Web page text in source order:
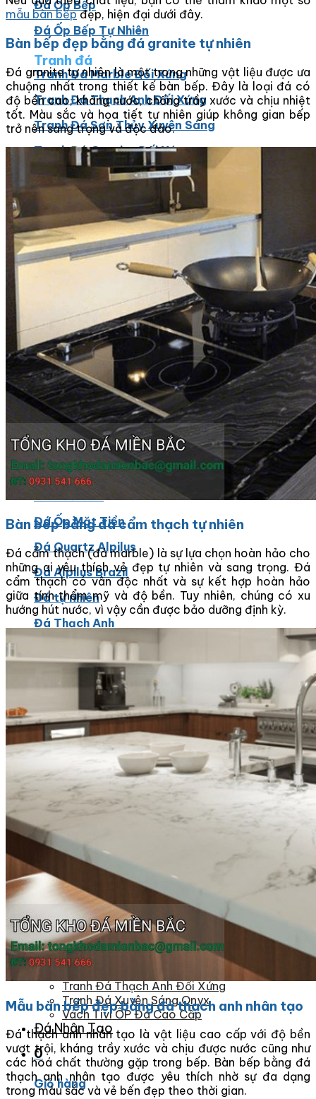
Đá Ốp Bếp
Đá Ốp Bếp Tự Nhiên
Tranh đá
Tranh Đá Marble Đối Xứng
Tranh Đá Thạch Anh Đối Xứng
Tranh Đá Sơn Thủy Xuyên Sáng
Tranh Đá Granite Đối Xứng
Tranh Đá Xuyên Sáng Onyx
Đá Nội Thất
Chậu Lavabo Đá
Mặt Bàn Lavabo Đá
Đá Bàn Bếp Cao Cấp
Đá Ốp Bếp Tự Nhiên
Các Loại Đá Khác
Kính Màu Ốp Bếp
Mặt Hàng nhập khẩu Container
Vách Tivi ỐP Đá Cao Cấp
Đá Mosaic
Đá Limestone
Đá Onyx
Đá Ốp Mặt Tiền
Đá Quartz Alpilus
Đá Alpilus Brazil
Đá tự nhiên
Đá Thạch Anh
Đá Lát Nền
Đá Cầu Thang
Đá Cầu Thang
Đá Bàn Bếp
Đá Bàn Bếp
Đá Lát Nền
Đá Bàn Bếp Cao Cấp
Đá Ốp
Đá Ốp Mặt Tiền
Đá Ốp Cột
Đá Ốp Mộ
Đá Ốp Thang Máy
Đá Ốp Bàn Bếp Nhân Tạo
Đá Ốp Bếp Tự Nhiên
Tranh đá
Tranh Đá Granite Đối Xứng
Tranh Đá Marble Đối Xứng
Tranh Đá Thạch Anh Đối Xứng
Tranh Đá Xuyên Sáng Onyx
Vách Tivi ỐP Đá Cao Cấp
Đá Nhân Tạo
0
Giỏ hàng
mẫu bàn bếpđẹp, hiện đại dưới đây.
Bàn bếp đẹp bằng đá granite tự nhiên
Đá granite tự nhiên là một trong những vật liệu được ưa
chuộng nhất trong thiết kế bàn bếp. Đây là loại đá có
độ bền cao, kháng nước, chống trầy xước và chịu nhiệt
tốt. Màu sắc và họa tiết tự nhiên giúp không gian bếp
trở nên sang trọng và độc đáo.
Bàn bếp bằng đá cẩm thạch tự nhiên
Đá cẩm thạch (đá marble) là sự lựa chọn hoàn hảo cho
những ai yêu thích vẻ đẹp tự nhiên và sang trọng. Đá
cẩm thạch có vân độc nhất và sự kết hợp hoàn hảo
giữa tính thẩm mỹ và độ bền. Tuy nhiên, chúng có xu
hướng hút nước, vì vậy cần được bảo dưỡng định kỳ.
Mẫu bàn bếp đẹp bằng đá thạch anh nhân tạo
Đá thạch anh nhân tạo là vật liệu cao cấp với độ bền
vượt trội, kháng trầy xước và chịu được nước cũng như
các hoá chất thường gặp trong bếp. Bàn bếp bằng đá
thạch anh nhân tạo được yêu thích nhờ sự đa dạng
trong màu sắc và vẻ bến đẹp theo thời gian.